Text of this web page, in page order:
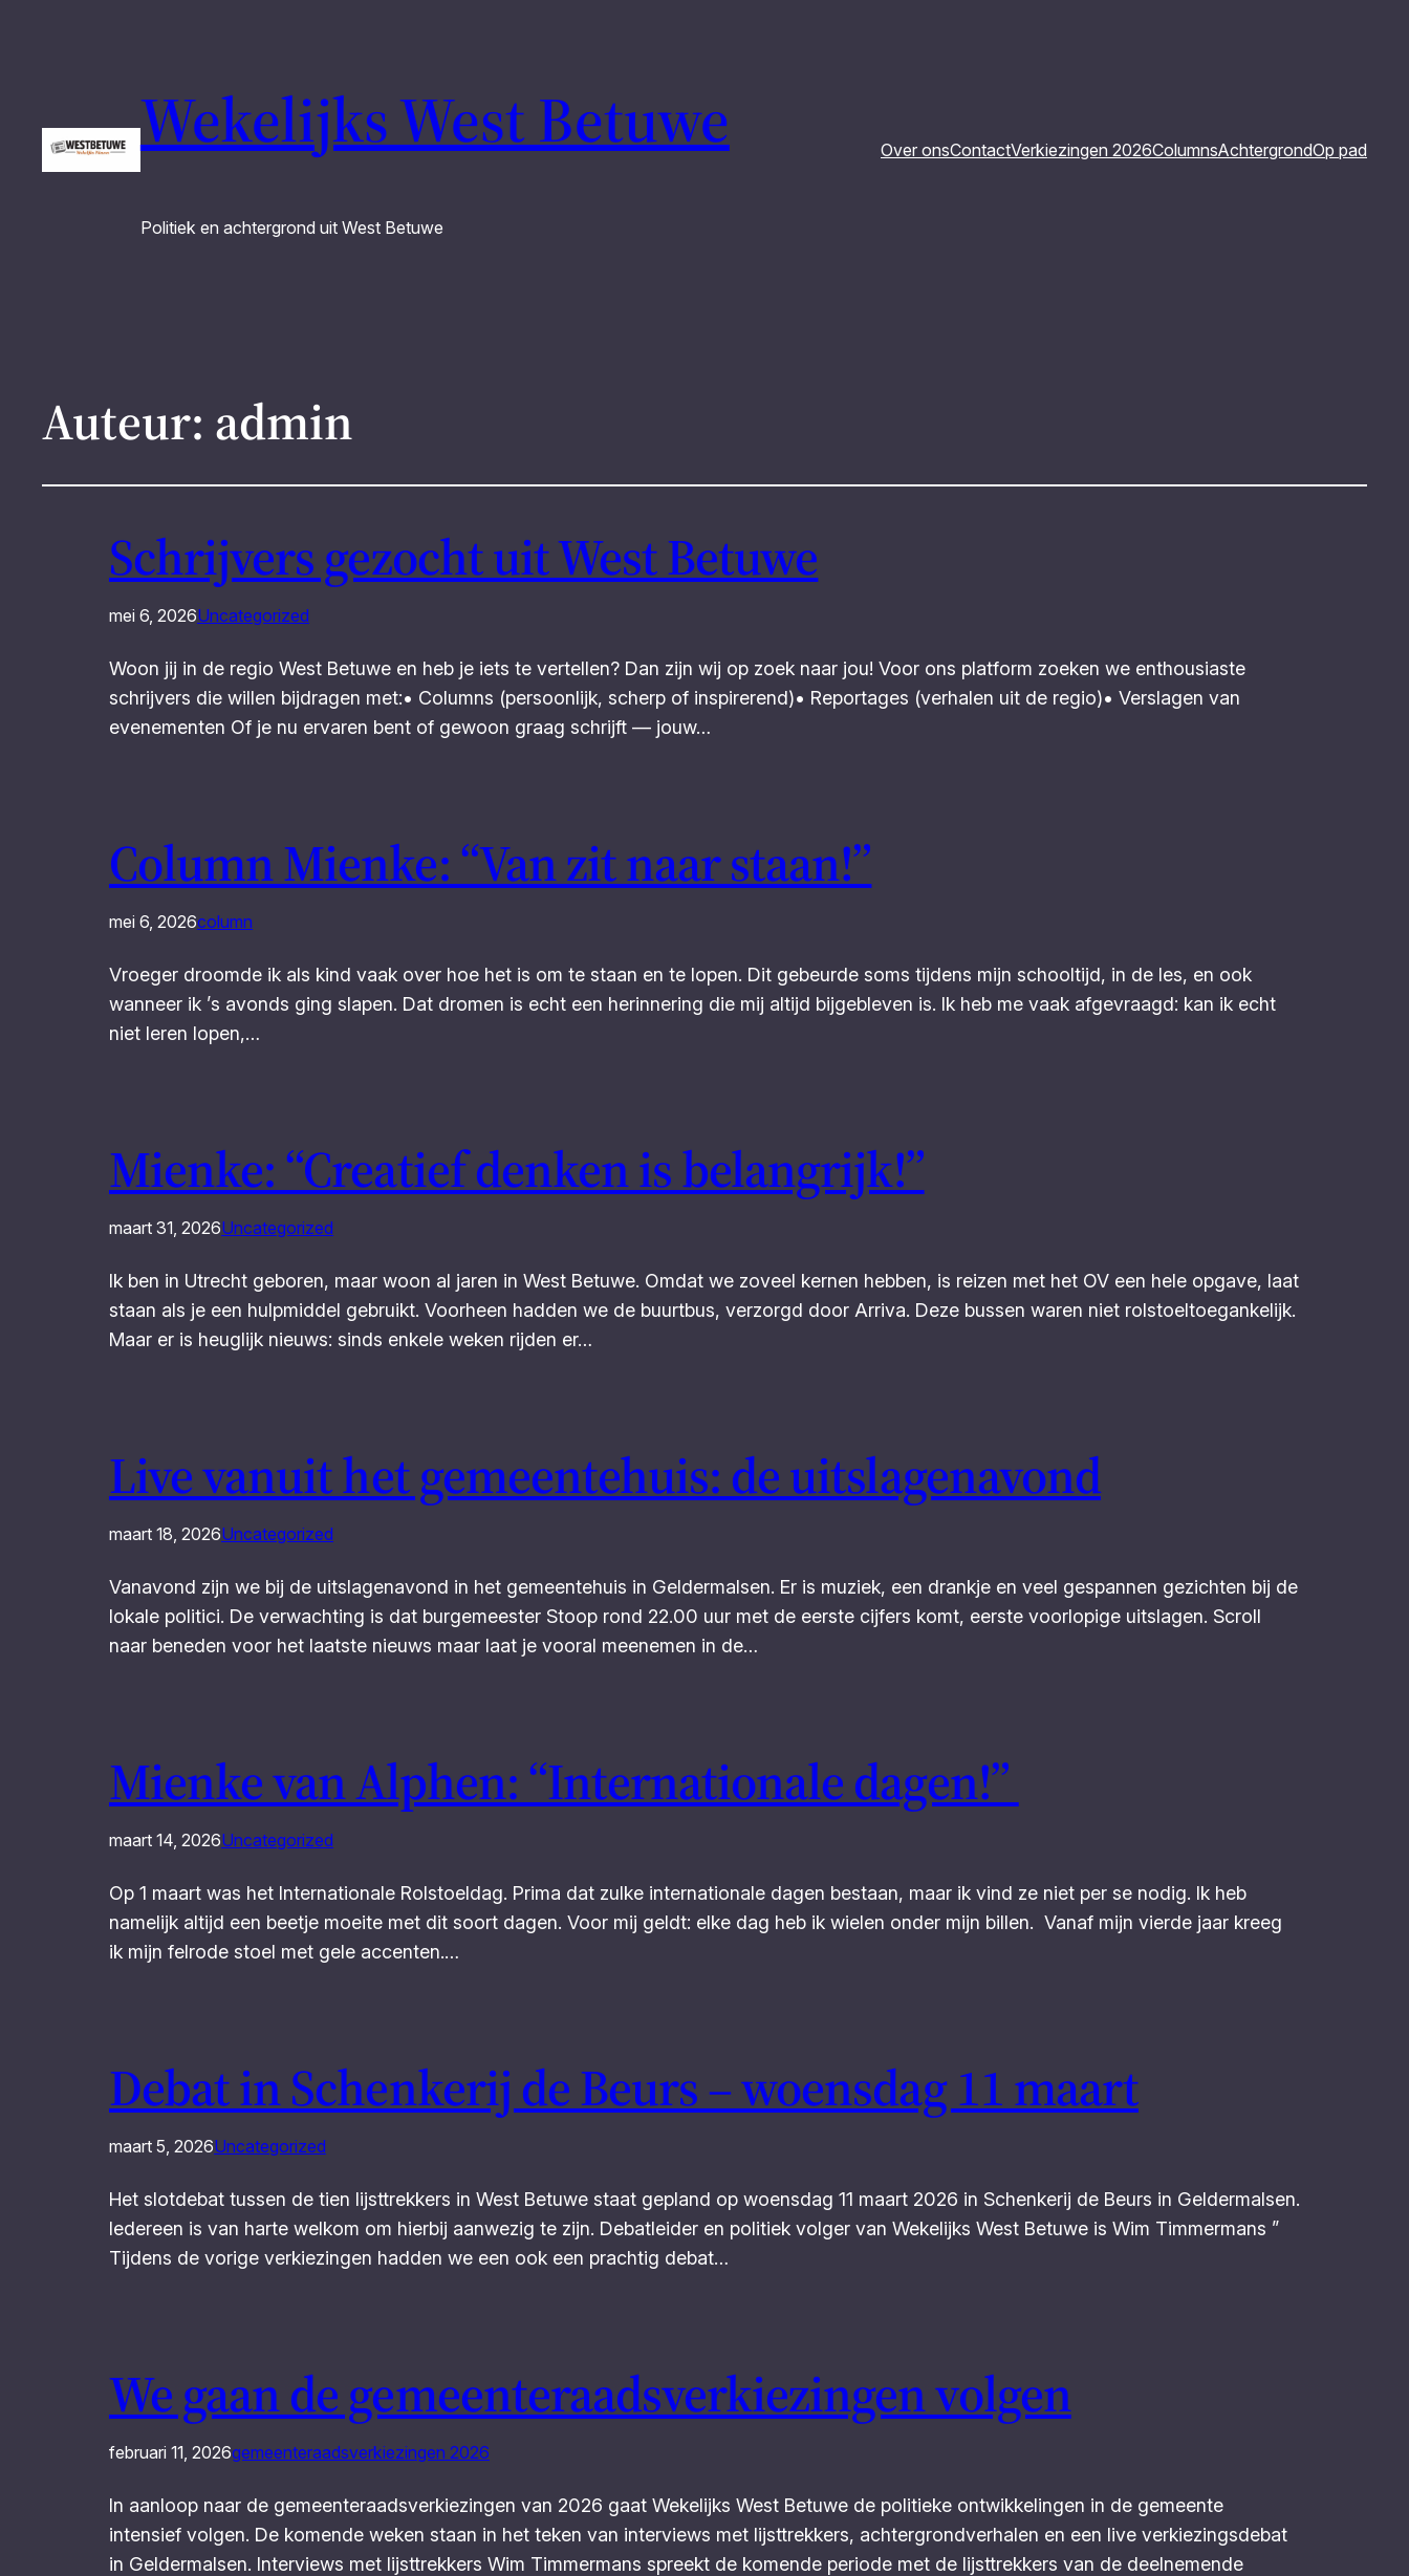
Wekelijks West Betuwe
Politiek en achtergrond uit West Betuwe
Over onsContactVerkiezingen 2026ColumnsAchtergrondOp pad
Auteur: admin
Schrijvers gezocht uit West Betuwe
mei 6, 2026Uncategorized
Woon jij in de regio West Betuwe en heb je iets te vertellen? Dan zijn wij op zoek naar jou! Voor ons platform zoeken we enthousiaste
schrijvers die willen bijdragen met:• Columns (persoonlijk, scherp of inspirerend)• Reportages (verhalen uit de regio)• Verslagen van
evenementen Of je nu ervaren bent of gewoon graag schrijft — jouw…
Column Mienke: “Van zit naar staan!”
mei 6, 2026column
Vroeger droomde ik als kind vaak over hoe het is om te staan en te lopen. Dit gebeurde soms tijdens mijn schooltijd, in de les, en ook
wanneer ik ’s avonds ging slapen. Dat dromen is echt een herinnering die mij altijd bijgebleven is. Ik heb me vaak afgevraagd: kan ik echt
niet leren lopen,…
Mienke: “Creatief denken is belangrijk!”
maart 31, 2026Uncategorized
Ik ben in Utrecht geboren, maar woon al jaren in West Betuwe. Omdat we zoveel kernen hebben, is reizen met het OV een hele opgave, laat
staan als je een hulpmiddel gebruikt. Voorheen hadden we de buurtbus, verzorgd door Arriva. Deze bussen waren niet rolstoeltoegankelijk.
Maar er is heuglijk nieuws: sinds enkele weken rijden er…
Live vanuit het gemeentehuis: de uitslagenavond
maart 18, 2026Uncategorized
Vanavond zijn we bij de uitslagenavond in het gemeentehuis in Geldermalsen. Er is muziek, een drankje en veel gespannen gezichten bij de
lokale politici. De verwachting is dat burgemeester Stoop rond 22.00 uur met de eerste cijfers komt, eerste voorlopige uitslagen. Scroll
naar beneden voor het laatste nieuws maar laat je vooral meenemen in de…
Mienke van Alphen: “Internationale dagen!”
maart 14, 2026Uncategorized
Op 1 maart was het Internationale Rolstoeldag. Prima dat zulke internationale dagen bestaan, maar ik vind ze niet per se nodig. Ik heb
namelijk altijd een beetje moeite met dit soort dagen. Voor mij geldt: elke dag heb ik wielen onder mijn billen. Vanaf mijn vierde jaar kreeg
ik mijn felrode stoel met gele accenten.…
Debat in Schenkerij de Beurs – woensdag 11 maart
maart 5, 2026Uncategorized
Het slotdebat tussen de tien lijsttrekkers in West Betuwe staat gepland op woensdag 11 maart 2026 in Schenkerij de Beurs in Geldermalsen.
Iedereen is van harte welkom om hierbij aanwezig te zijn. Debatleider en politiek volger van Wekelijks West Betuwe is Wim Timmermans ”
Tijdens de vorige verkiezingen hadden we een ook een prachtig debat…
We gaan de gemeenteraadsverkiezingen volgen
februari 11, 2026gemeenteraadsverkiezingen 2026
In aanloop naar de gemeenteraadsverkiezingen van 2026 gaat Wekelijks West Betuwe de politieke ontwikkelingen in de gemeente
intensief volgen. De komende weken staan in het teken van interviews met lijsttrekkers, achtergrondverhalen en een live verkiezingsdebat
in Geldermalsen. Interviews met lijsttrekkers Wim Timmermans spreekt de komende periode met de lijsttrekkers van de deelnemende